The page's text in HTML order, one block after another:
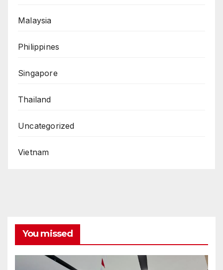
Malaysia
Philippines
Singapore
Thailand
Uncategorized
Vietnam
You missed